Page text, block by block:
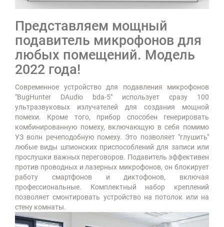
Представляем мощный
подавитель микрофонов для
любых помещений. Модель
2022 года!
Современное устройство для подавления микрофонов
"BugHunter DAudio bda-5" использует сразу 100
ультразвуковых излучателей для создания мощной
помехи. Кроме того, прибор способен генерировать
комбинированную помеху, включающую в себя помимо
УЗ волн речеподобную помеху. Это позволяет "глушить"
любые виды шпионских приспособлений для записи или
прослушки важных переговоров. Подавитель эффективен
против проводных и лазерных микрофонов, он блокирует
работу смартфонов и диктофонов, включая
профессиональные. Комплектный набор креплений
позволяет смонтировать устройство на потолок или на
стену комнаты.